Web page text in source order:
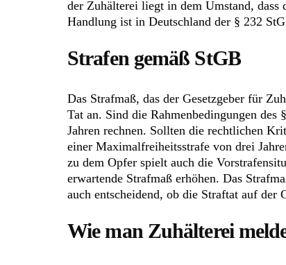
der Zuhälterei liegt in dem Umstand, dass
Handlung ist in Deutschland der § 232
Strafen gemäß StGB
Das Strafmaß, das der Gesetzgeber für
Tat an. Sind die Rahmenbedingungen
Jahren rechnen. Sollten die rechtlichen
einer Maximalfreiheitsstrafe von drei
zu dem Opfer spielt auch die
erwartende Strafmaß erhöhen. Das
auch entscheidend, ob die Straftat auf der
Wie man Zuhälterei